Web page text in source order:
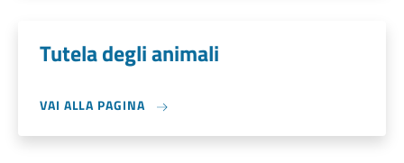
Tutela degli animali
VAI ALLA PAGINA